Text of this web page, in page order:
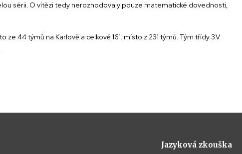
sérii. O vítězi tedy nerozhodovaly pouze matematické dovednosti,
44 týmů na Karlově a celkově 161. místo z 231 týmů. Tým třídy 3.V
Jazyková zkouška